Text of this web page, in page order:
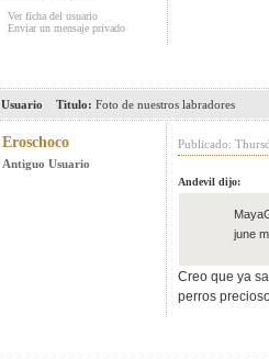
Ver ficha del usuario
Enviar un mensaje privado
Usuario Titulo: Foto de nuestros labradores
Eroschoco
Antiguo Usuario
Publicado:
Andevil dijo:
june
Creo que ya
perros